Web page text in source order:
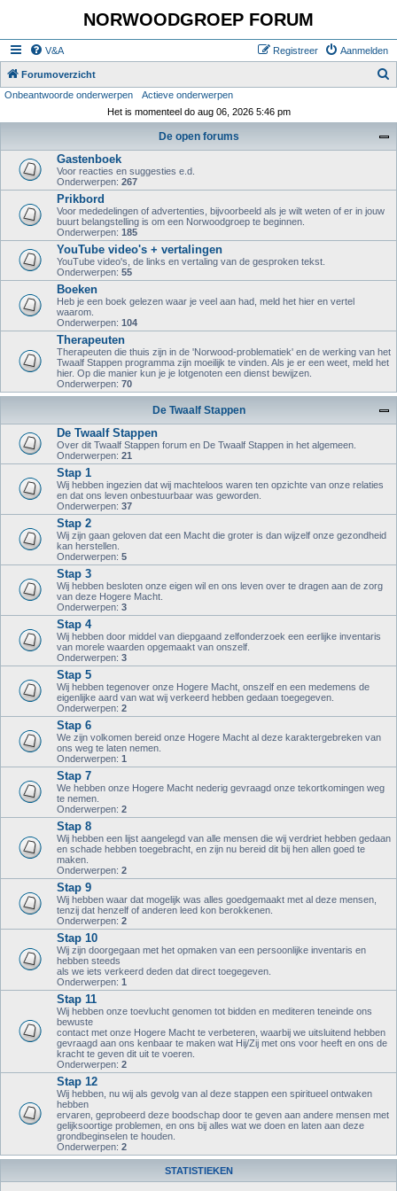
NORWOODGROEP FORUM
V&A Aanmelden
Registreer
Forumoverzicht
Onbeantwoorde onderwerpen
Actieve onderwerpen
Het is momenteel do aug 06, 2026 5:46 pm
De open forums
Gastenboek
Voor reacties en suggesties e.d.
Onderwerpen: 267
Prikbord
Voor mededelingen of advertenties, bijvoorbeeld als je wilt weten of er in jouw
buurt belangstelling is om een Norwoodgroep te beginnen.
Onderwerpen: 185
YouTube video's + vertalingen
YouTube video's, de links en vertaling van de gesproken tekst.
Onderwerpen: 55
Boeken
Heb je een boek gelezen waar je veel aan had, meld het hier en vertel
waarom.
Onderwerpen: 104
Therapeuten
Therapeuten die thuis zijn in de 'Norwood-problematiek' en de werking van het
Twaalf Stappen programma zijn moeilijk te vinden. Als je er een weet, meld het
hier. Op die manier kun je je lotgenoten een dienst bewijzen.
Onderwerpen: 70
De Twaalf Stappen
De Twaalf Stappen
Over dit Twaalf Stappen forum en De Twaalf Stappen in het algemeen.
Onderwerpen: 21
Stap 1
Wij hebben ingezien dat wij machteloos waren ten opzichte van onze relaties
en dat ons leven onbestuurbaar was geworden.
Onderwerpen: 37
Stap 2
Wij zijn gaan geloven dat een Macht die groter is dan wijzelf onze gezondheid
kan herstellen.
Onderwerpen: 5
Stap 3
Wij hebben besloten onze eigen wil en ons leven over te dragen aan de zorg
van deze Hogere Macht.
Onderwerpen: 3
Stap 4
Wij hebben door middel van diepgaand zelfonderzoek een eerlijke inventaris
van morele waarden opgemaakt van onszelf.
Onderwerpen: 3
Stap 5
Wij hebben tegenover onze Hogere Macht, onszelf en een medemens de
eigenlijke aard van wat wij verkeerd hebben gedaan toegegeven.
Onderwerpen: 2
Stap 6
We zijn volkomen bereid onze Hogere Macht al deze karaktergebreken van
ons weg te laten nemen.
Onderwerpen: 1
Stap 7
We hebben onze Hogere Macht nederig gevraagd onze tekortkomingen weg
te nemen.
Onderwerpen: 2
Stap 8
Wij hebben een lijst aangelegd van alle mensen die wij verdriet hebben gedaan
en schade hebben toegebracht, en zijn nu bereid dit bij hen allen goed te
maken.
Onderwerpen: 2
Stap 9
Wij hebben waar dat mogelijk was alles goedgemaakt met al deze mensen,
tenzij dat henzelf of anderen leed kon berokkenen.
Onderwerpen: 2
Stap 10
Wij zijn doorgegaan met het opmaken van een persoonlijke inventaris en
hebben steeds
als we iets verkeerd deden dat direct toegegeven.
Onderwerpen: 1
Stap 11
Wij hebben onze toevlucht genomen tot bidden en mediteren teneinde ons
bewuste
contact met onze Hogere Macht te verbeteren, waarbij we uitsluitend hebben
gevraagd aan ons kenbaar te maken wat Hij/Zij met ons voor heeft en ons de
kracht te geven dit uit te voeren.
Onderwerpen: 2
Stap 12
Wij hebben, nu wij als gevolg van al deze stappen een spiritueel ontwaken
hebben
ervaren, geprobeerd deze boodschap door te geven aan andere mensen met
gelijksoortige problemen, en ons bij alles wat we doen en laten aan deze
grondbeginselen te houden.
Onderwerpen: 2
STATISTIEKEN